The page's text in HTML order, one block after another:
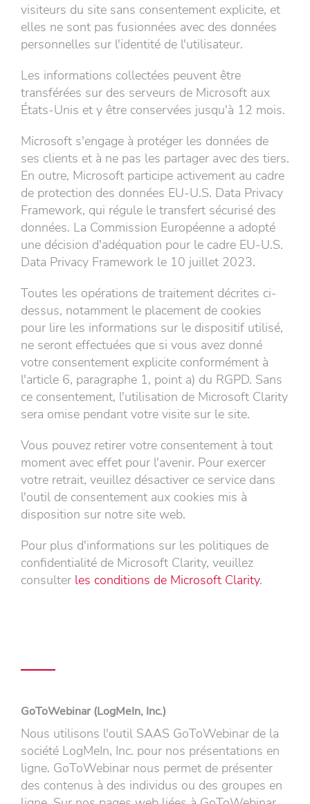
visiteurs du site sans consentement explicite, et
elles ne sont pas fusionnées avec des données
personnelles sur l'identité de l'utilisateur.
Les informations collectées peuvent être
transférées sur des serveurs de Microsoft aux
États-Unis et y être conservées jusqu'à 12 mois.
Microsoft s'engage à protéger les données de
ses clients et à ne pas les partager avec des tiers.
En outre, Microsoft participe activement au cadre
de protection des données EU-U.S. Data Privacy
Framework, qui régule le transfert sécurisé des
données. La Commission Européenne a adopté
une décision d'adéquation pour le cadre EU-U.S.
Data Privacy Framework le 10 juillet 2023.
Toutes les opérations de traitement décrites ci-
dessus, notamment le placement de cookies
pour lire les informations sur le dispositif utilisé,
ne seront effectuées que si vous avez donné
votre consentement explicite conformément à
l'article 6, paragraphe 1, point a) du RGPD. Sans
ce consentement, l'utilisation de Microsoft Clarity
sera omise pendant votre visite sur le site.
Vous pouvez retirer votre consentement à tout
moment avec effet pour l'avenir. Pour exercer
votre retrait, veuillez désactiver ce service dans
l'outil de consentement aux cookies mis à
disposition sur notre site web.
Pour plus d'informations sur les politiques de
confidentialité de Microsoft Clarity, veuillez
consulter les conditions de Microsoft Clarity.
GoToWebinar (LogMeIn, Inc.)
Nous utilisons l'outil SAAS GoToWebinar de la
société LogMeIn, Inc. pour nos présentations en
ligne. GoToWebinar nous permet de présenter
des contenus à des individus ou des groupes en